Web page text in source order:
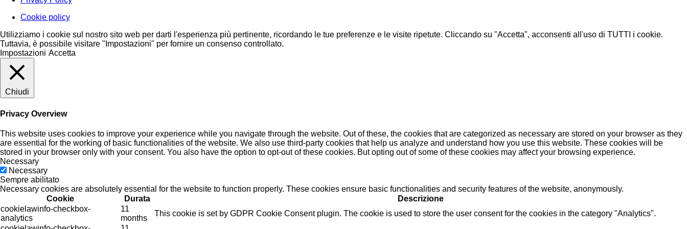
Cookie policy
Utilizziamo i cookie sul nostro sito web per darti l'esperienza più pertinente, ricordando le tue preferenze e le visite ripetute. Cliccando su "Accetta", acconsenti all'uso di TUTTI i cookie.
Tuttavia, è possibile visitare "Impostazioni" per fornire un consenso controllato.
Impostazioni Accetta
Chiudi
Privacy Overview
This website uses cookies to improve your experience while you navigate through the website. Out of these, the cookies that are categorized as necessary are stored on your browser as they
are essential for the working of basic functionalities of the website. We also use third-party cookies that help us analyze and understand how you use this website. These cookies will be
stored in your browser only with your consent. You also have the option to opt-out of these cookies. But opting out of some of these cookies may affect your browsing experience.
Necessary
Necessary
Sempre abilitato
Necessary cookies are absolutely essential for the website to function properly. These cookies ensure basic functionalities and security features of the website, anonymously.
Cookie
Durata
Descrizione
cookielawinfo-checkbox-
analytics
11
months
This cookie is set by GDPR Cookie Consent plugin. The cookie is used to store the user consent for the cookies in the category "Analytics".